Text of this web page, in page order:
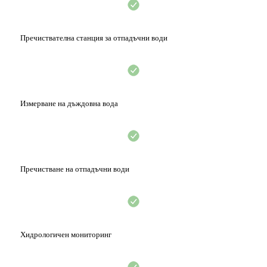
Пречиствателна станция за отпадъчни води
Измерване на дъждовна вода
Пречистване на отпадъчни води
Хидрологичен мониторинг